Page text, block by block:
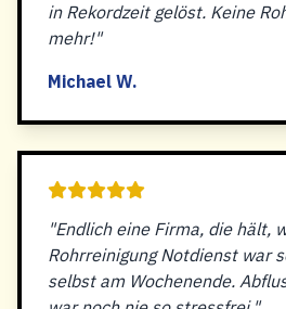
in Rekordzeit gelöst. Keine
mehr!"
Michael W.
"Endlich eine Firma, die hält,
Rohrreinigung Notdienst war
selbst am Wochenende.